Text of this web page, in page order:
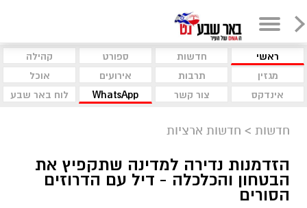
ראשי חדשות ספורט
קהילה
מגזין
תרבות אירועים
אוכל
אינדקס
צור קשר WhatsApp לוח באר שבע
חדשות > חדשות ארציות
הזדמנות נדירה למדינה שתקפיץ את
הבטחון והכלכלה - דיל עם הדרוזים
הסורים